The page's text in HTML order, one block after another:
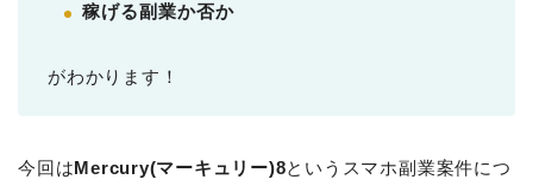
稼げる副業か否か
がわかります！
今回はMercury(マーキュリー)8というスマホ副業案件につ